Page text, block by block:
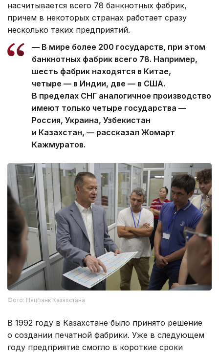
насчитывается всего 78 банкнотных фабрик,
причем в некоторых странах работает сразу
несколько таких предприятий.
— В мире более 200 государств, при этом
банкнотных фабрик всего 78. Например,
шесть фабрик находятся в Китае,
четыре — в Индии, две — в США.
В пределах СНГ аналогичное производство
имеют только четыре государства —
Россия, Украина, Узбекистан
и Казахстан, — рассказал Жомарт
Кажмуратов.
Фото: Нацбанк Казахстана
В 1992 году в Казахстане было принято решение
о создании печатной фабрики. Уже в следующем
году предприятие смогло в короткие сроки